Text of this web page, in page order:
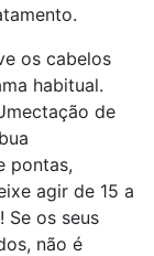
os cabelos
habitual.
de
pontas,
agir de 15 a
Se os seus
não é